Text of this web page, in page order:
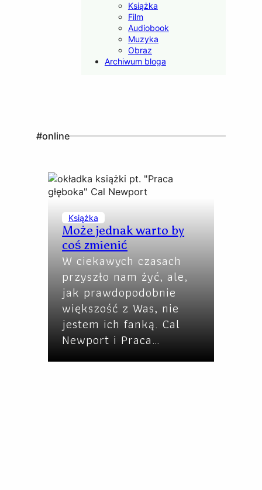
Książka
Film
Audiobook
Muzyka
Obraz
Archiwum bloga
#online
Książka
Może jednak warto by
coś zmienić
W ciekawych czasach
przyszło nam żyć, ale,
jak prawdopodobnie
większość z Was, nie
jestem ich fanką. Cal
Newport i Praca…